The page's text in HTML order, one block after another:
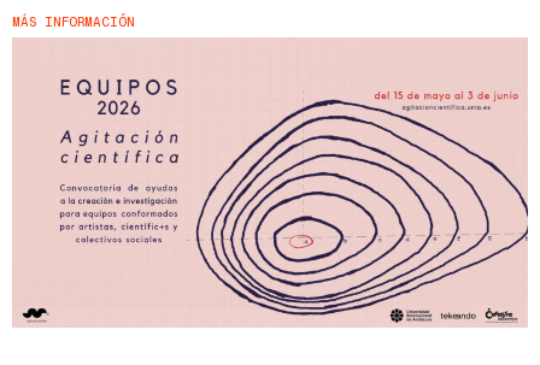
MÁS INFORMACIÓN